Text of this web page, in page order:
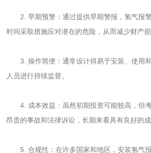
2. 早期预警：通过提供早期警报，氢气报
时间采取措施应对潜在的危险，从而减少财产损
3. 操作简便：通常设计得易于安装、使用
人员进行持续监督。
4. 成本效益：虽然初期投资可能较高，但
昂贵的事故和法律诉讼，长期来看具有良好的成
5. 合规性：在许多国家和地区，安装氢气